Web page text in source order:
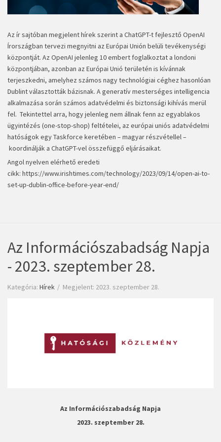
Az ír sajtóban megjelent hírek szerint a ChatGPT-t fejlesztő OpenAI
Írországban tervezi megnyitni az Európai Unión belüli tevékenységi
központját. Az OpenAI jelenleg 10 embert foglalkoztat a londoni
központjában, azonban az Európai Unió területén is kívánnak
terjeszkedni, amelyhez számos nagy technológiai céghez hasonlóan
Dublint választották bázisnak. A generatív mesterséges intelligencia
alkalmazása során számos adatvédelmi és biztonsági kihívás merül
fel. Tekintettel arra, hogy jelenleg nem állnak fenn az egyablakos
ügyintézés (one-stop-shop) feltételei, az európai uniós adatvédelmi
hatóságok egy Taskforce keretében – magyar részvétellel –
koordinálják a ChatGPT-vel összefüggő eljárásaikat.
Angol nyelven elérhető eredeti
cikk: https://www.irishtimes.com/technology/2023/09/14/open-ai-to-
set-up-dublin-office-before-year-end/
Az Információszabadság Napja
- 2023. szeptember 28.
Kategória: Hírek Megjelent: 2023. szeptember 28.
Az Információszabadság Napja
2023. szeptember 28.